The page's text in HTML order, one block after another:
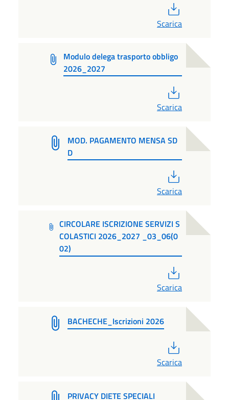
Scarica
Modulo delega trasporto obbligo
2026_2027
Scarica
MOD. PAGAMENTO MENSA SD
D
Scarica
CIRCOLARE ISCRIZIONE SERVIZI S
COLASTICI 2026_2027 _03_06(0
02)
Scarica
BACHECHE_Iscrizioni 2026
Scarica
PRIVACY DIETE SPECIALI